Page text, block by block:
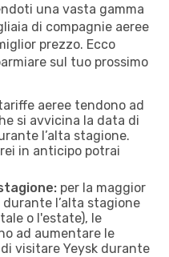
una vasta gamma
di compagnie aeree
prezzo. Ecco
sul tuo prossimo
aeree tendono ad
si avvicina la data di
l’alta stagione.
in anticipo potrai
per la maggior
l’alta stagione
o l'estate), le
ad aumentare le
visitare Yeysk durante